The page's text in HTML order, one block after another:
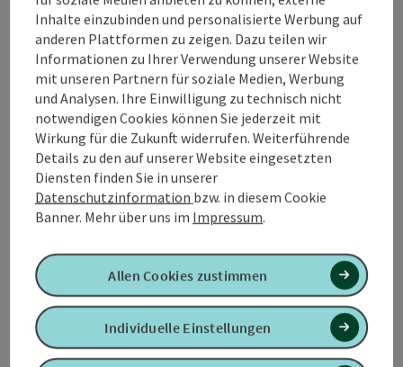
Kontakt
Öffnungszeiten
Anreise/Lage
Preise
Eignung
Inhalte einzubinden und personalisierte Werbung auf
anderen Plattformen zu zeigen. Dazu teilen wir
Informationen zu Ihrer Verwendung unserer Website
mit unseren Partnern für soziale Medien, Werbung
und Analysen. Ihre Einwilligung zu technisch nicht
notwendigen Cookies können Sie jederzeit mit
Wirkung für die Zukunft widerrufen. Weiterführende
Details zu den auf unserer Website eingesetzten
Diensten finden Sie in unserer
Datenschutzinformation bzw. in diesem Cookie
Banner. Mehr über uns im Impressum.
Individuelle Einstellungen
Allen Cookies zustimmen